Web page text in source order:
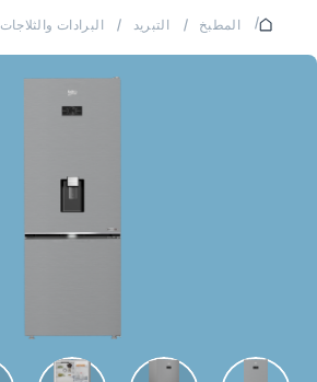
/ المطبخ / التبريد / البرادات والثلاجات